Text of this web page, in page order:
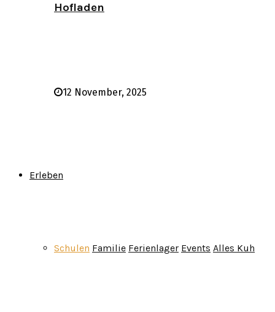
Hofladen
12 November, 2025
Erleben
Schulen Familie Ferienlager Events Alles Kuh